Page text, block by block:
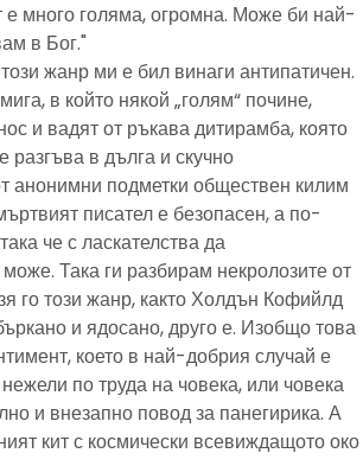
много голяма, огромна. Може би най-
в Бог."
жанр ми е бил винаги антипатичен.
в който някой „голям“ почине,
и вадят от ръкава дитирамба, която
разгъва в дълга и скучно
анонимни подметки обществен килим
писател е безопасен, а по-
че с ласкателства да
Така ги разбирам некролозите от
го този жанр, както Холдън Кофийлд
и ядосано, друго е. Изобщо това
което в най-добрия случай е
по труда на човека, или човека
и внезапно повод за панегирика. А
кит с космически всевиждащото око